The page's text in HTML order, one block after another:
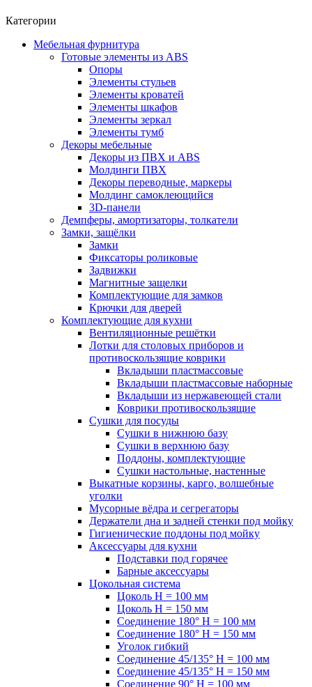
Категории
Мебельная фурнитура
Готовые элементы из ABS
Опоры
Элементы стульев
Элементы кроватей
Элементы шкафов
Элементы зеркал
Элементы тумб
Декоры мебельные
Декоры из ПВХ и ABS
Молдинги ПВХ
Декоры переводные, маркеры
Молдинг самоклеющийся
3D-панели
Демпферы, амортизаторы, толкатели
Замки, защёлки
Замки
Фиксаторы роликовые
Задвижки
Магнитные защелки
Комплектующие для замков
Крючки для дверей
Комплектующие для кухни
Вентиляционные решётки
Лотки для столовых приборов и
противоскользящие коврики
Вкладыши пластмассовые
Вкладыши пластмассовые наборные
Вкладыши из нержавеющей стали
Коврики противоскользящие
Сушки для посуды
Сушки в нижнюю базу
Сушки в верхнюю базу
Поддоны, комплектующие
Сушки настольные, настенные
Выкатные корзины, карго, волшебные
уголки
Мусорные вёдра и сегрегаторы
Держатели дна и задней стенки под мойку
Гигиенические поддоны под мойку
Аксессуары для кухни
Подставки под горячее
Барные аксессуары
Цокольная система
Цоколь H = 100 мм
Цоколь H = 150 мм
Соединение 180° H = 100 мм
Соединение 180° H = 150 мм
Уголок гибкий
Соединение 45/135° H = 100 мм
Соединение 45/135° H = 150 мм
Соединение 90° H = 100 мм